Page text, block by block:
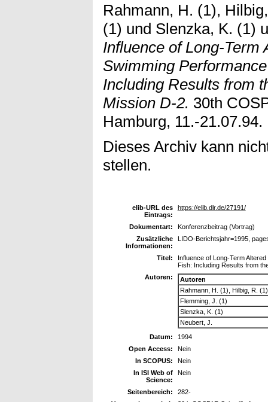
Rahmann, H. (1),
(1) und Slenzka, K. (1)
Influence of Long-Term
Swimming
Including Results from
Mission D-2. 30th
Hamburg, 11.-21.07.94.
Dieses Archiv kann
stellen.
elib-URL des
Eintrags:
https://elib.dlr.de/27191/
Dokumentart:
Konferenzbeitrag (Vortrag)
Zusätzliche
Informationen:
LIDO-Berichtsjahr=1995,
Titel:
Influence of Long-Term
Fish: Including Results from
Autoren:
Autoren
Rahmann, H. (1), Hilbig, R.
Flemming, J. (1)
Slenzka, K. (1)
Neubert, J.
Datum:
1994
Open Access:
Nein
In SCOPUS:
Nein
In ISI Web of
Science:
Nein
Seitenbereich:
282-